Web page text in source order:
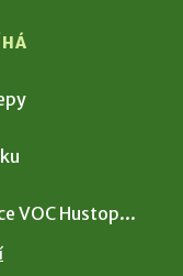
VOC Hustop...